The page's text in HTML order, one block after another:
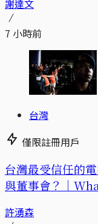
謝達文
7 小時前
台灣
僅限註冊用戶
台灣最受信任的
與董事會？｜
許湧森